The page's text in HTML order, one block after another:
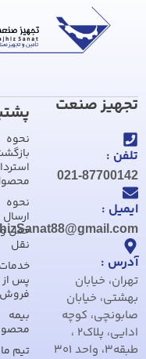
تجهیز صنعت
تلفن :
021-87700142
ایمیل :
آدرس :
تهران، خیابان
بهشتی، خیابان
صابونچی، کوچه
ادایی، پلاک2 ،
طبقه3، واحد 301
نحوه
نحوه
ارسال
حمل و
نقل
خدمات
پس از
فروش
بیمه
تیم ما